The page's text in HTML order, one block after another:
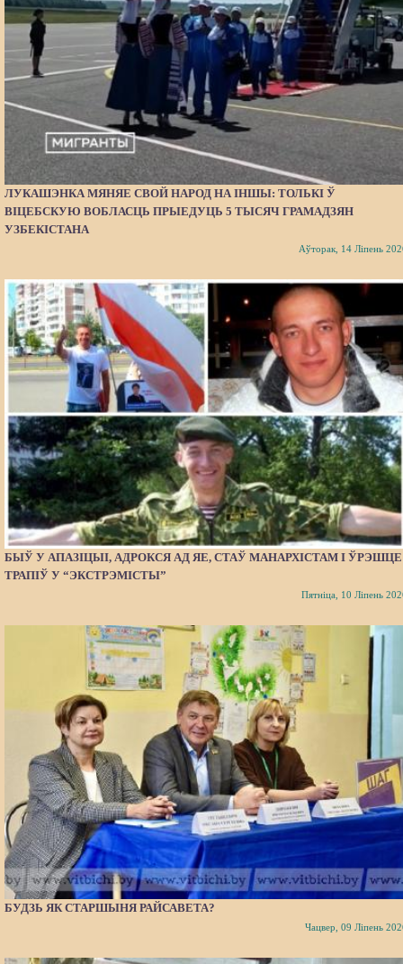
ЛУКАШЭНКА МЯНЯЕ СВОЙ НАРОД НА ІНШЫ: ТОЛЬКІ Ў
ВІЦЕБСКУЮ ВОБЛАСЦЬ ПРЫЕДУЦЬ 5 ТЫСЯЧ ГРАМАДЗЯН
УЗБЕКІСТАНА
Аўторак, 14 Ліпень
БЫЎ У АПАЗІЦЫІ, АДРОКСЯ АД ЯЕ, СТАЎ МАНАРХІСТАМ І ЎРЭШЦЕ
ТРАПІЎ У “ЭКСТРЭМІСТЫ”
Пятніца, 10 Ліпень
БУДЗЬ ЯК СТАРШЫНЯ РАЙСАВЕТА?
Чацвер, 09 Ліпень